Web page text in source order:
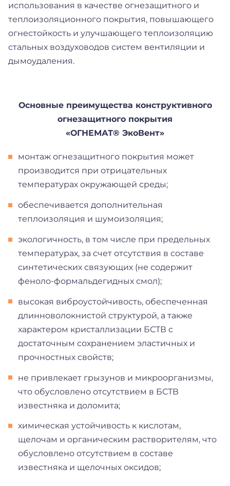
использования в качестве огнезащитного и
теплоизоляционного покрытия, повышающего
огнестойкость и улучшающего теплоизоляцию
стальных воздуховодов систем вентиляции и
дымоудаления.
Основные преимущества конструктивного
огнезащитного покрытия
«ОГНЕМАТ® ЭкоВент»
монтаж огнезащитного покрытия может
производится при отрицательных
температурах окружающей среды;
обеспечивается дополнительная
теплоизоляция и шумоизоляция;
экологичность, в том числе при предельных
температурах, за счет отсутствия в составе
синтетических связующих (не содержит
феноло-формальдегидных смол);
высокая виброустойчивость, обеспеченная
длинноволокнистой структурой, а также
характером кристаллизации БСТВ с
достаточным сохранением эластичных и
прочностных свойств;
не привлекает грызунов и микроорганизмы,
что обусловлено отсутствием в БСТВ
известняка и доломита;
химическая устойчивость к кислотам,
щелочам и органическим растворителям, что
обусловлено отсутствием в составе
известняка и щелочных оксидов;